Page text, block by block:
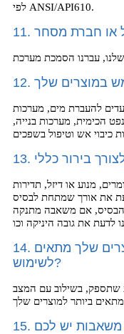
לפי ANSI/API610.
להעברת מים, מערכות
הכימית, מערכות בנייה,
מנוע או דיזל, תדירות
את אורך שמתחת לבסיס
הבסיס, אם משאבה מתנקה
14. האם תוכל להמליץ ​​לנו איזה מהמוצרים שלך מתאים
לשימוש?
שתספק, בשילוב עם המצב